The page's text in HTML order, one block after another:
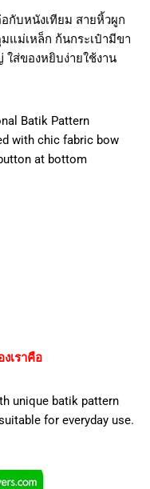
กับหนังเทียม สายหิ้วผูก
แม่เหล็ก ก้นกระเป๋ามีขา
ใส่ของหยิบง่ายใช้งาน
Batik Pattern
with chic fabric bow
at bottom
เราคือ
unique batik pattern
for everyday use.